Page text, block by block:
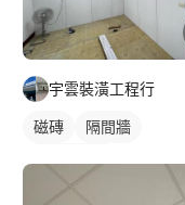
宇雲裝潢工程行
磁磚
隔間牆